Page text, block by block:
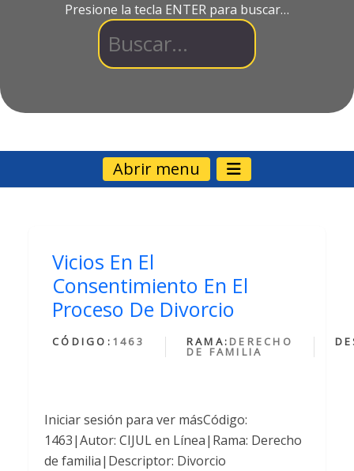
Presione la tecla ENTER para buscar…
Abrir menu
Vicios En El
Consentimiento En El
Proceso De Divorcio
CÓDIGO: 1463 RAMA: DERECHO
DE FAMILIA
Iniciar sesión para ver másCódigo:
1463|Autor: CIJUL en Línea|Rama: Derecho
de familia|Descriptor: Divorcio